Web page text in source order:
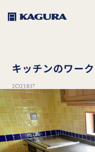
キッチンのワー
2023.11.17